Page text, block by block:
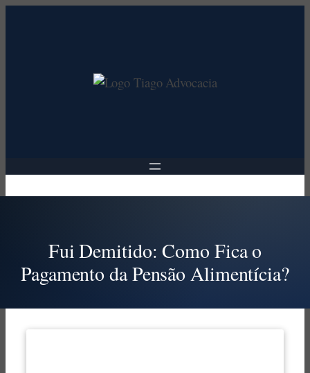
Fui Demitido: Como Fica o
Pagamento da Pensão Alimentícia?